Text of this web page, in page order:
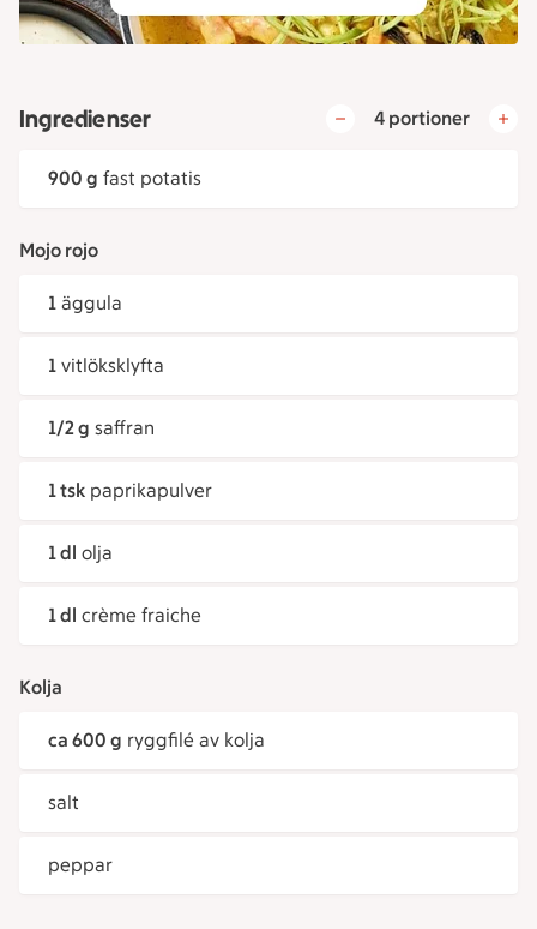
Ingredienser 4 portioner
900 g fast potatis
Mojo rojo
1 äggula
1 vitlöksklyfta
1/2 g saffran
1 tsk paprikapulver
1 dl olja
1 dl crème fraiche
Kolja
ca 600 g ryggfilé av kolja
salt
peppar